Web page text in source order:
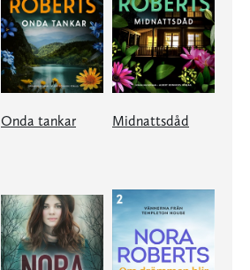
Onda tankar Midnattsdåd